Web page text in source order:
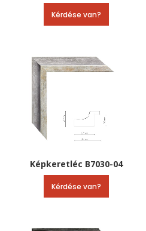
Kérdése van?
Képkeretléc B7030-04
Kérdése van?